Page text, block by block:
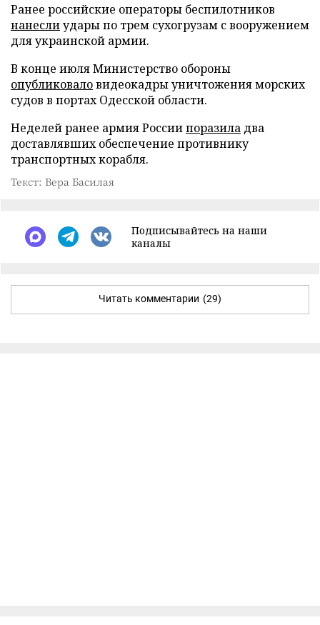
Ранее российские операторы беспилотников
нанеслиудары по трем сухогрузам с вооружением
для украинской армии.
В конце июля Министерство обороны
опубликоваловидеокадры уничтожения морских
судов в портах Одесской области.
Неделей ранее армия Россиипоразила два
доставлявших обеспечение противнику
транспортных корабля.
Текст: Вера Басилая
Подписывайтесь на наши
каналы
Читать комментарии (29)